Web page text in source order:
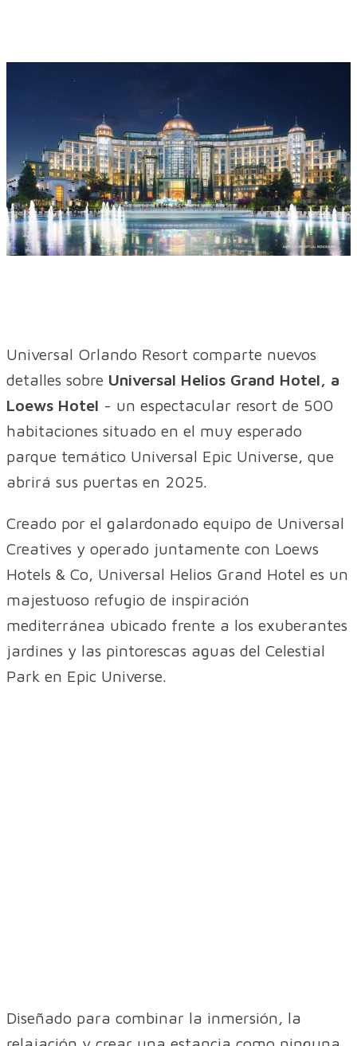
Universal Orlando Resort comparte nuevos
detalles sobre Universal Helios Grand Hotel, a
Loews Hotel - un espectacular resort de 500
habitaciones situado en el muy esperado
parque temático Universal Epic Universe, que
abrirá sus puertas en 2025.
Creado por el galardonado equipo de Universal
Creatives y operado juntamente con Loews
Hotels & Co, Universal Helios Grand Hotel es un
majestuoso refugio de inspiración
mediterránea ubicado frente a los exuberantes
jardines y las pintorescas aguas del Celestial
Park en Epic Universe.
Diseñado para combinar la inmersión, la